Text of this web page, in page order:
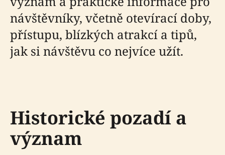
návštěvníky, včetně otevírací doby,
přístupu, blízkých atrakcí a tipů,
jak si návštěvu co nejvíce užít.
Historické pozadí a
význam